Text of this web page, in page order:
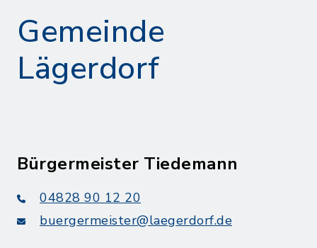
Gemeinde
Lägerdorf
Bürgermeister Tiedemann
04828 90 12 20
buergermeister@laegerdorf.de